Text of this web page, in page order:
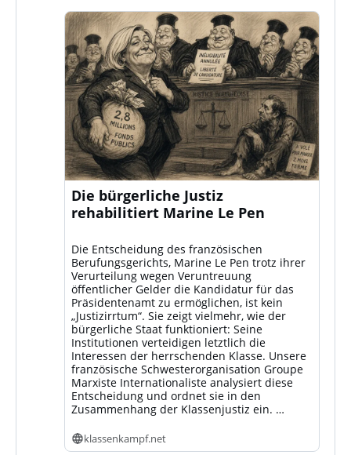
Die bürgerliche Justiz
rehabilitiert Marine Le Pen
Die Entscheidung des französischen
Berufungsgerichts, Marine Le Pen trotz ihrer
Verurteilung wegen Veruntreuung
öffentlicher Gelder die Kandidatur für das
Präsidentenamt zu ermöglichen, ist kein
„Justizirrtum“. Sie zeigt vielmehr, wie der
bürgerliche Staat funktioniert: Seine
Institutionen verteidigen letztlich die
Interessen der herrschenden Klasse. Unsere
französische Schwesterorganisation Groupe
Marxiste Internationaliste analysiert diese
Entscheidung und ordnet sie in den
Zusammenhang der Klassenjustiz ein. …
klassenkampf.net